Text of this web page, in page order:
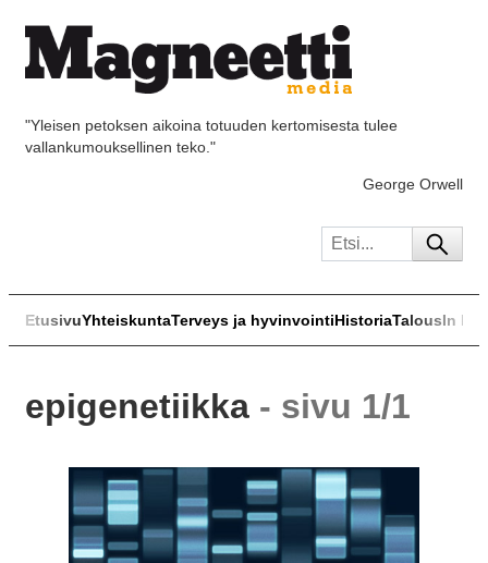
"Yleisen petoksen aikoina totuuden kertomisesta tulee
vallankumouksellinen teko."
George Orwell
EtusivuYhteiskuntaTerveys ja hyvinvointiHistoriaTalousIn
epigenetiikka - sivu 1/1